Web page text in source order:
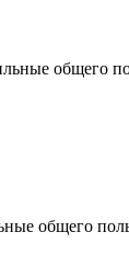
общего
общего